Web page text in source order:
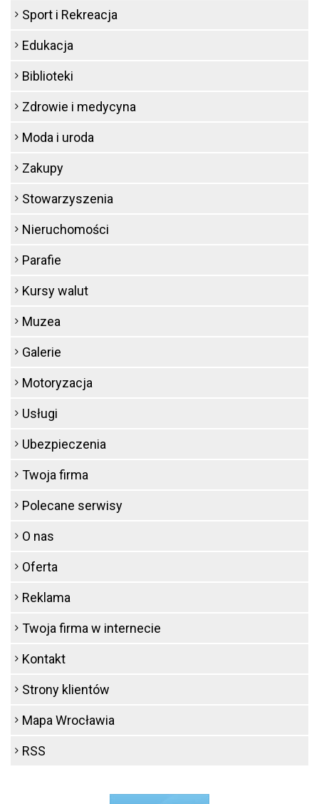
Sport i Rekreacja
Edukacja
Biblioteki
Zdrowie i medycyna
Moda i uroda
Zakupy
Stowarzyszenia
Nieruchomości
Parafie
Kursy walut
Muzea
Galerie
Motoryzacja
Usługi
Ubezpieczenia
Twoja firma
Polecane serwisy
O nas
Oferta
Reklama
Twoja firma w internecie
Kontakt
Strony klientów
Mapa Wrocławia
RSS